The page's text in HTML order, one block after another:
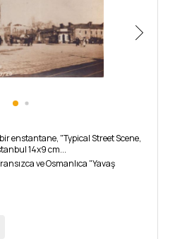
enstantane, "Typical Street Scene,
14x9 cm...
ve Osmanlıca "Yavaş